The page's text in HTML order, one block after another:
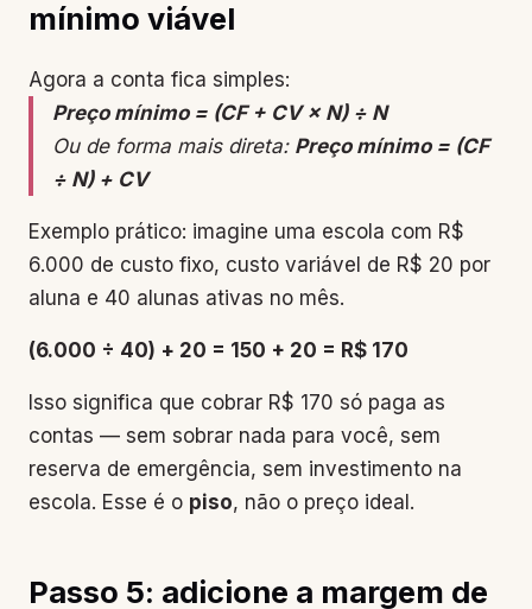
mínimo viável
Agora a conta fica simples:
Preço mínimo = (CF + CV × N) ÷ N
Ou de forma mais direta: Preço mínimo = (CF
÷ N) + CV
Exemplo prático: imagine uma escola com R$
6.000 de custo fixo, custo variável de R$ 20 por
aluna e 40 alunas ativas no mês.
(6.000 ÷ 40) + 20 = 150 + 20 = R$ 170
Isso significa que cobrar R$ 170 só paga as
contas — sem sobrar nada para você, sem
reserva de emergência, sem investimento na
escola. Esse é o piso, não o preço ideal.
Passo 5: adicione a margem de